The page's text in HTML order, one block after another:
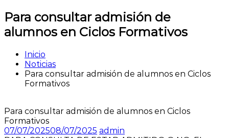
Para consultar admisión de
alumnos en Ciclos Formativos
Inicio
Noticias
Para consultar admisión de alumnos en Ciclos
Formativos
Para consultar admisión de alumnos en Ciclos
Formativos
07/07/202508/07/2025 admin